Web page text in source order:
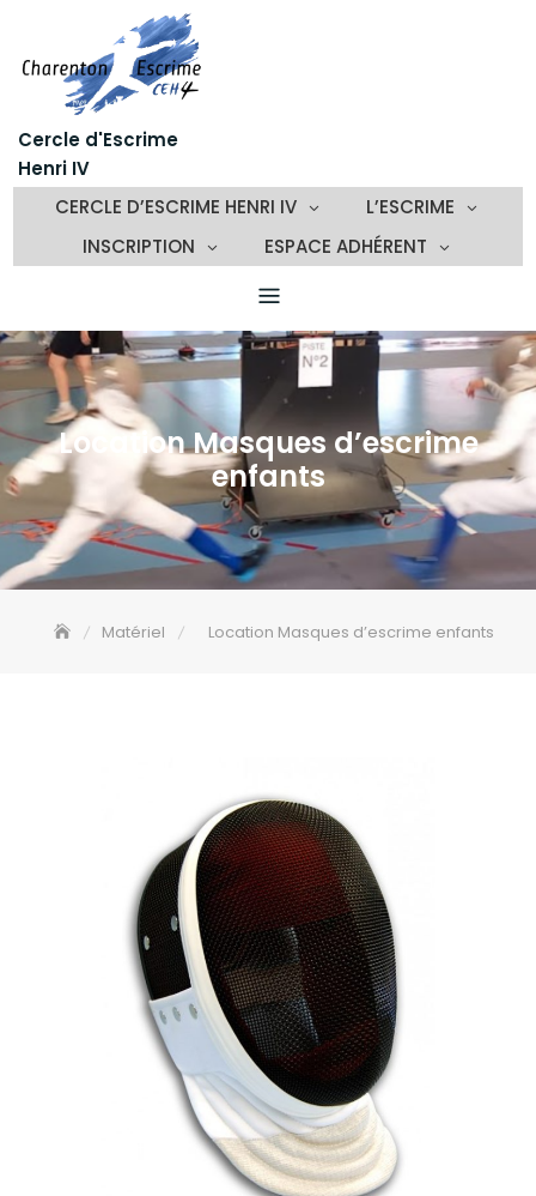
content
Cercle d'Escrime
Henri IV
CERCLE D’ESCRIME HENRI IV
L’ESCRIME
INSCRIPTION
ESPACE ADHÉRENT
Location Masques d’escrime
enfants
Matériel Location Masques d’escrime enfants